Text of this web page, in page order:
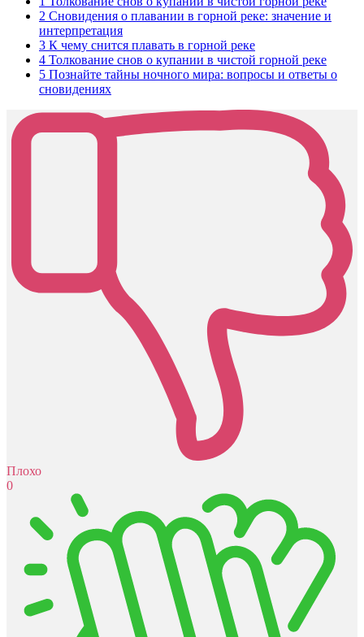
2 Сновидения о плавании в горной реке: значение и
интерпретация
3 К чему снится плавать в горной реке
4 Толкование снов о купании в чистой горной реке
5 Познайте тайны ночного мира: вопросы и ответы о
сновидениях
Плохо
0